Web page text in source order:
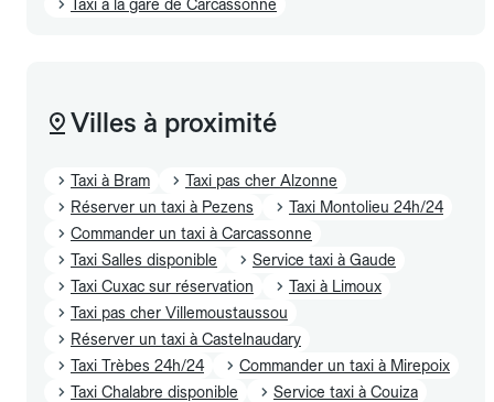
Taxi à la gare de Carcassonne
Villes à proximité
Taxi à Bram
Taxi pas cher Alzonne
Réserver un taxi à Pezens
Taxi Montolieu 24h/24
Commander un taxi à Carcassonne
Taxi Salles disponible
Service taxi à Gaude
Taxi Cuxac sur réservation
Taxi à Limoux
Taxi pas cher Villemoustaussou
Réserver un taxi à Castelnaudary
Taxi Trèbes 24h/24
Commander un taxi à Mirepoix
Taxi Chalabre disponible
Service taxi à Couiza